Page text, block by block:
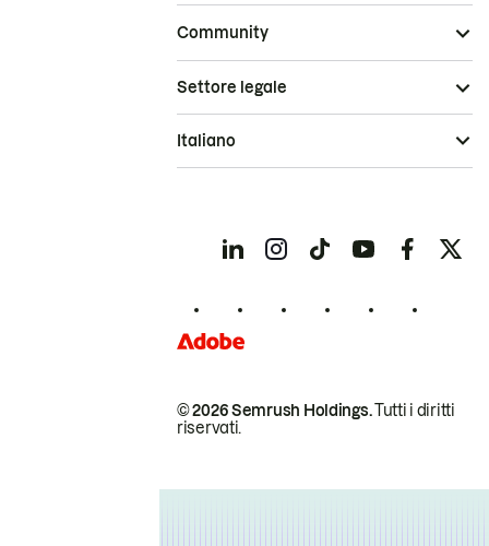
Community
© 2026 Semrush Holdings.Tutti i diritti
riservati.
Settore legale
Italiano